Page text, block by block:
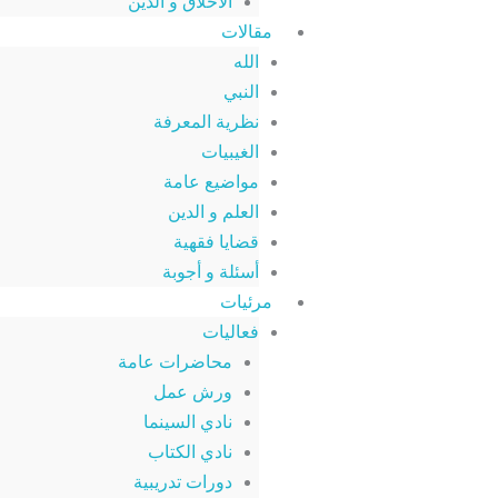
مقالات
الله
النبي
نظرية المعرفة
الغيبيات
مواضيع عامة
العلم و الدين
قضايا فقهية
أسئلة و أجوبة
مرئيات
فعاليات
محاضرات عامة
ورش عمل
نادي السينما
نادي الكتاب
دورات تدريبية